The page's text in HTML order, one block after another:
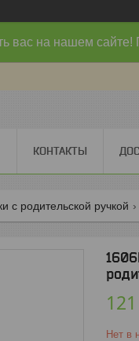
вас на нашем сайте!
КОНТАКТЫ
с родительской ручкой
121
Нет в